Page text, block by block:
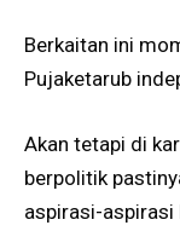
Berkaitan ini
Pujaketarub
Akan tetapi di
berpolitik
aspirasi-aspirasi